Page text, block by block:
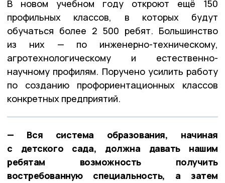
В новом учебном году откроют ещё 150
профильных классов, в которых будут
обучаться более 2 500 ребят. Большинство
из них — по инженерно-техническому,
агротехнологическому и естественно-
научному профилям. Поручено усилить работу
по созданию профориентационных классов
конкретных предприятий.
— Вся система образования, начиная
с детского сада, должна давать нашим
ребятам возможность получить
востребованную специальность, а затем